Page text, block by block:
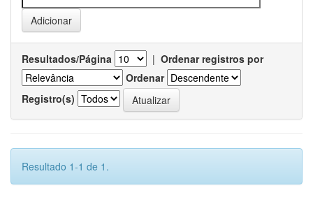
Resultados/Página | Ordenar registros por
Ordenar
Registro(s)
Resultado 1-1 de 1.